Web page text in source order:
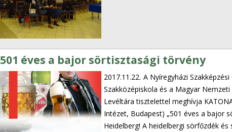
501 éves a bajor sörtisztasági törvény
2017.11.22. A Nyíregyházi
Szakközépiskola és a Magyar
Levéltára tisztelettel meghívja
Intézet, Budapest) „501 éves a bajor
Heidelberg! A heidelbergi sörfőzdék